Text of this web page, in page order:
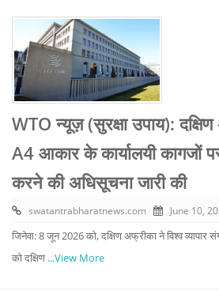
WTO न्यूज़ (सुरक्षा उपाय):
A4 आकार के कार्यालयी कागजों
करने की अधिसूचना जारी की
swatantrabharatnews.com June 10,
जिनेवा: 8 जून 2026 को, दक्षिण अफ्रीका ने विश्व व्यापार
को दक्षिण ...View More